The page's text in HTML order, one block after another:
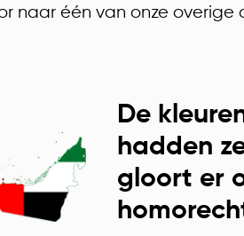
naar één van onze overige
De
hadden
gloort er